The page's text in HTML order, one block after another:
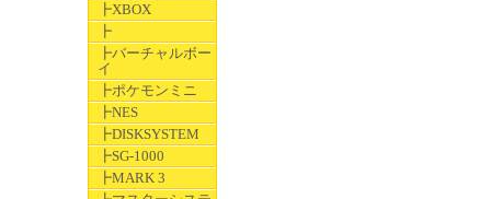
┣XBOX
┣
┣バーチャルボー
イ
┣ポケモンミニ
┣NES
┣DISKSYSTEM
┣SG-1000
┣MARK 3